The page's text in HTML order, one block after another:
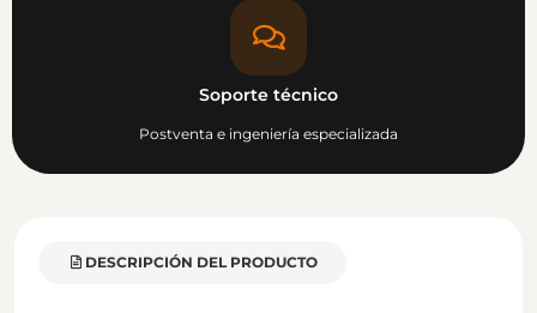
Soporte técnico
Postventa e ingeniería especializada
DESCRIPCIÓN DEL PRODUCTO